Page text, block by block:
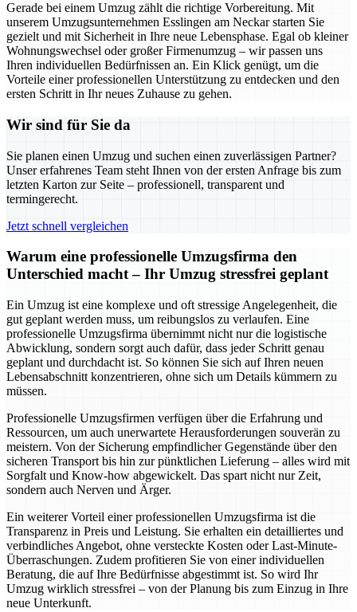
Gerade bei einem Umzug zählt die richtige Vorbereitung. Mit
unserem Umzugsunternehmen Esslingen am Neckar starten Sie
gezielt und mit Sicherheit in Ihre neue Lebensphase. Egal ob kleiner
Wohnungswechsel oder großer Firmenumzug – wir passen uns
Ihren individuellen Bedürfnissen an. Ein Klick genügt, um die
Vorteile einer professionellen Unterstützung zu entdecken und den
ersten Schritt in Ihr neues Zuhause zu gehen.
Wir sind für Sie da
Sie planen einen Umzug und suchen einen zuverlässigen Partner?
Unser erfahrenes Team steht Ihnen von der ersten Anfrage bis zum
letzten Karton zur Seite – professionell, transparent und
termingerecht.
Jetzt schnell vergleichen
Warum eine professionelle Umzugsfirma den
Unterschied macht – Ihr Umzug stressfrei geplant
Ein Umzug ist eine komplexe und oft stressige Angelegenheit, die
gut geplant werden muss, um reibungslos zu verlaufen. Eine
professionelle Umzugsfirma übernimmt nicht nur die logistische
Abwicklung, sondern sorgt auch dafür, dass jeder Schritt genau
geplant und durchdacht ist. So können Sie sich auf Ihren neuen
Lebensabschnitt konzentrieren, ohne sich um Details kümmern zu
müssen.
Professionelle Umzugsfirmen verfügen über die Erfahrung und
Ressourcen, um auch unerwartete Herausforderungen souverän zu
meistern. Von der Sicherung empfindlicher Gegenstände über den
sicheren Transport bis hin zur pünktlichen Lieferung – alles wird mit
Sorgfalt und Know-how abgewickelt. Das spart nicht nur Zeit,
sondern auch Nerven und Ärger.
Ein weiterer Vorteil einer professionellen Umzugsfirma ist die
Transparenz in Preis und Leistung. Sie erhalten ein detailliertes und
verbindliches Angebot, ohne versteckte Kosten oder Last-Minute-
Überraschungen. Zudem profitieren Sie von einer individuellen
Beratung, die auf Ihre Bedürfnisse abgestimmt ist. So wird Ihr
Umzug wirklich stressfrei – von der Planung bis zum Einzug in Ihre
neue Unterkunft.